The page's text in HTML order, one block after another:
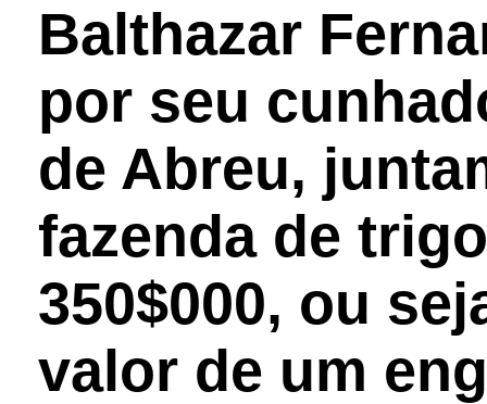
Balthazar
por seu
de Abreu,
fazenda de
350$000, ou
valor de um